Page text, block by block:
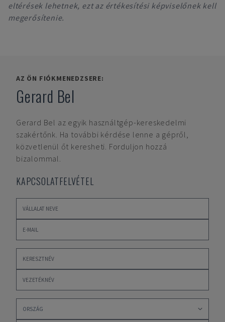
eltérések lehetnek, ezt az értékesítési képviselőnek kell
megerősítenie.
AZ ÖN FIÓKMENEDZSERE:
Gerard Bel
Gerard Bel az egyik használtgép-kereskedelmi
szakértőnk. Ha további kérdése lenne a gépről,
közvetlenül őt keresheti. Forduljon hozzá
bizalommal.
KAPCSOLATFELVÉTEL